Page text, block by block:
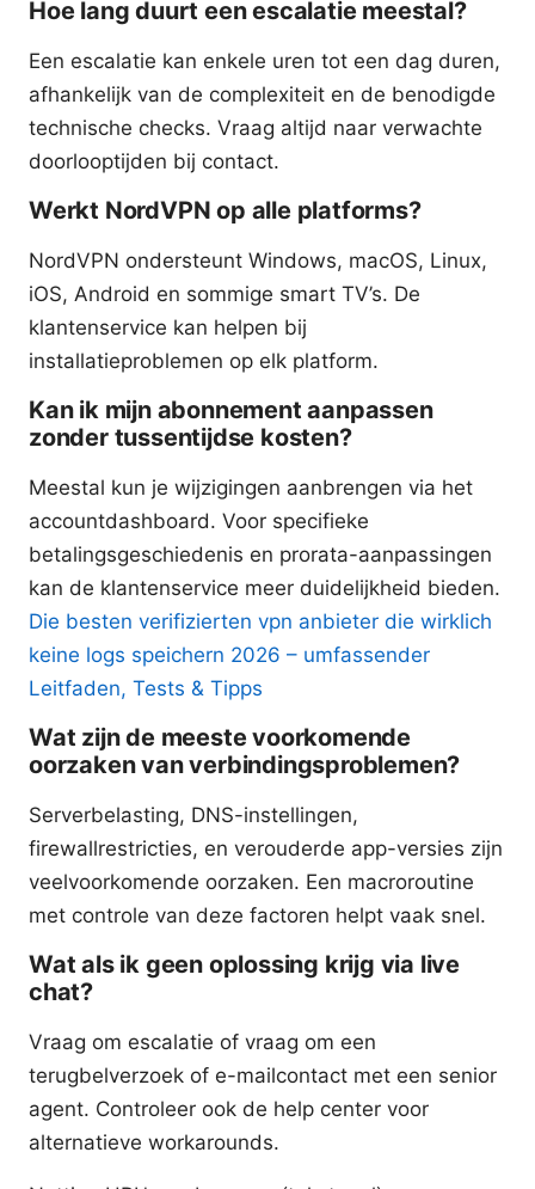
Hoe lang duurt een escalatie meestal?
Een escalatie kan enkele uren tot een dag duren,
afhankelijk van de complexiteit en de benodigde
technische checks. Vraag altijd naar verwachte
doorlooptijden bij contact.
Werkt NordVPN op alle platforms?
NordVPN ondersteunt Windows, macOS, Linux,
iOS, Android en sommige smart TV’s. De
klantenservice kan helpen bij
installatieproblemen op elk platform.
Kan ik mijn abonnement aanpassen
zonder tussentijdse kosten?
Meestal kun je wijzigingen aanbrengen via het
accountdashboard. Voor specifieke
betalingsgeschiedenis en prorata-aanpassingen
kan de klantenservice meer duidelijkheid bieden.
Die besten verifizierten vpn anbieter die wirklich
keine logs speichern 2026 – umfassender
Leitfaden, Tests & Tipps
Wat zijn de meeste voorkomende
oorzaken van verbindingsproblemen?
Serverbelasting, DNS-instellingen,
firewallrestricties, en verouderde app-versies zijn
veelvoorkomende oorzaken. Een macroroutine
met controle van deze factoren helpt vaak snel.
Wat als ik geen oplossing krijg via live
chat?
Vraag om escalatie of vraag om een
terugbelverzoek of e-mailcontact met een senior
agent. Controleer ook de help center voor
alternatieve workarounds.